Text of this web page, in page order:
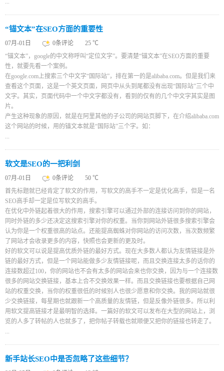
...
“锚文本”在SEO方面的重要性
07月-01日 0条评论
25 ℃
“锚文本”，google的中文称呼叫“定位文字”。要清楚“锚文本”在SEO方面的重要
性，就要先看一个案例。
在google.com上搜索三个中文字“国际站”，排在第一的是alibaba.com。但是我们来
查看这个页面，这是一个英文页面，网页中从头到尾都没有出现“国际站”三个中
文字。其实，页面代码中一个中文字都没有，看到的仅有的几个中文字其实是图
片。
产生这种现象的原因，就是在阿里其他的子公司的网站页脚下，在介绍alibaba.com
这个网站的时候，用的锚文本就是“国际站”三个字。如：
...
软文是SEO的一把利剑
07月-01日 0条评论
50 ℃
首先标题就已经肯定了软文的作用，写软文的高手不一定是优化高手，但是一名
SEO高手却一定是位写软文的高手。
在优化中外链起着很大的作用，搜索引擎可以通过外部的连接访问到你的网站，
同时外链的多少还决定这搜索引擎对你的权重。当你到网站外链很多搜索引擎会
认为你是一个权重很高的站点。还能提高蜘蛛对你网站的访问次数，当次数频繁
了网站才会收录更多的内容，快照也会更新的更及时。
好的软文可以说是提高优质外链的最好方式。现在大多数人都认为友情链接是外
链的最好方式，但是一个网站能做多少友情链接呢，而且交换连接太多的话你的
连接数超过100，你的网站也不会有太多的网站会来也你交换，因为与一个连接数
很多的网站交换链接，基本上合不交换效果一样。而且交换链接也要根据自己网
站的权重交换，当你的权重很低的时候别人也很少愿意和你交换。我的网站就很
少交换链接，每星期也就跟新一个高质量的友情链，但是反像外链很多。所以利
用软文提高链接才是最明智的选择。一篇好的软文可以发布在大型的网站上，浏
览的人多了转帖的人也就多了，把你帖子转载也就顺便又把你的链接也转走了。
...
新手站长SEO中是否忽略了这些细节？